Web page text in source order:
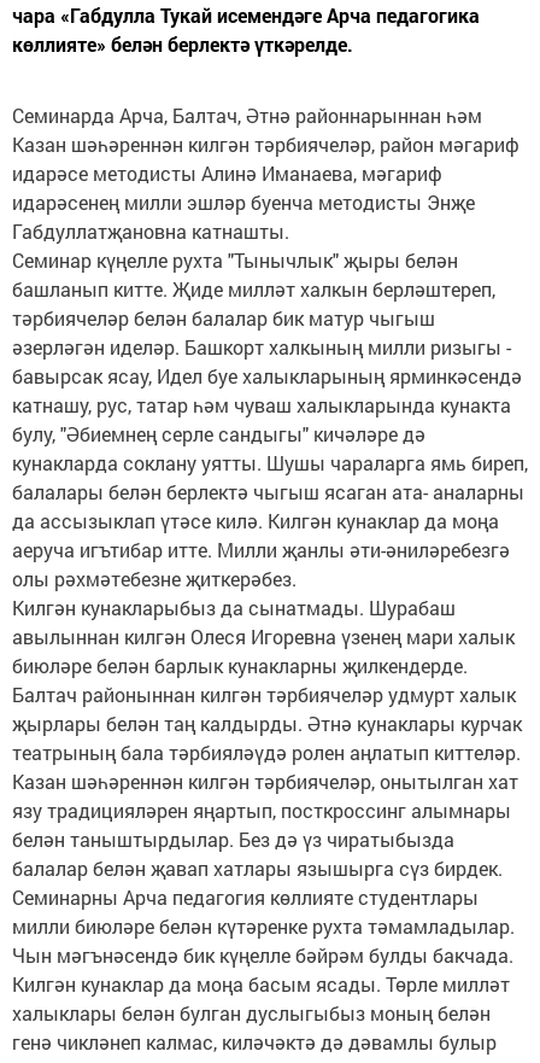
чара «Габдулла Тукай исемендәге Арча педагогика
көллияте» белән берлектә үткәрелде.
Семинарда Арча, Балтач, Әтнә районнарыннан һәм
Казан шәһәреннән килгән тәрбиячеләр, район мәгариф
идарәсе методисты Алинә Иманаева, мәгариф
идарәсенең милли эшләр буенча методисты Энҗе
Габдуллатҗановна катнашты.
Семинар күңелле рухта "Тынычлык" җыры белән
башланып китте. Җиде милләт халкын берләштереп,
тәрбиячеләр белән балалар бик матур чыгыш
әзерләгән иделәр. Башкорт халкының милли ризыгы -
бавырсак ясау, Идел буе халыкларының ярминкәсендә
катнашу, рус, татар һәм чуваш халыкларында кунакта
булу, "Әбиемнең серле сандыгы" кичәләре дә
кунакларда соклану уятты. Шушы чараларга ямь биреп,
балалары белән берлектә чыгыш ясаган ата- аналарны
да ассызыклап үтәсе килә. Килгән кунаклар да моңа
аеруча игътибар итте. Милли җанлы әти-әниләребезгә
олы рәхмәтебезне җиткерәбез.
Килгән кунакларыбыз да сынатмады. Шурабаш
авылыннан килгән Олеся Игоревна үзенең мари халык
биюләре белән барлык кунакларны җилкендерде.
Балтач районыннан килгән тәрбиячеләр удмурт халык
җырлары белән таң калдырды. Әтнә кунаклары курчак
театрының бала тәрбияләүдә ролен аңлатып киттеләр.
Казан шәһәреннән килгән тәрбиячеләр, онытылган хат
язу традицияләрен яңартып, посткроссинг алымнары
белән таныштырдылар. Без дә үз чиратыбызда
балалар белән җавап хатлары язышырга сүз бирдек.
Семинарны Арча педагогия көллияте студентлары
милли биюләре белән күтәренке рухта тәмамладылар.
Чын мәгънәсендә бик күңелле бәйрәм булды бакчада.
Килгән кунаклар да моңа басым ясады. Төрле милләт
халыклары белән булган дуслыгыбыз моның белән
генә чикләнеп калмас, киләчәктә дә дәвамлы булыр